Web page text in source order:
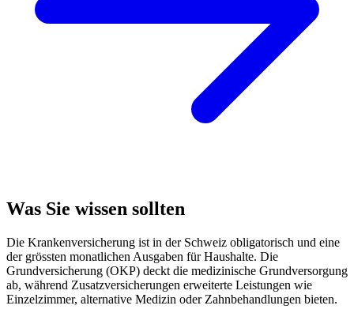
Was Sie wissen sollten
Die Krankenversicherung ist in der Schweiz obligatorisch und eine
der grössten monatlichen Ausgaben für Haushalte. Die
Grundversicherung (OKP) deckt die medizinische Grundversorgung
ab, während Zusatzversicherungen erweiterte Leistungen wie
Einzelzimmer, alternative Medizin oder Zahnbehandlungen bieten.